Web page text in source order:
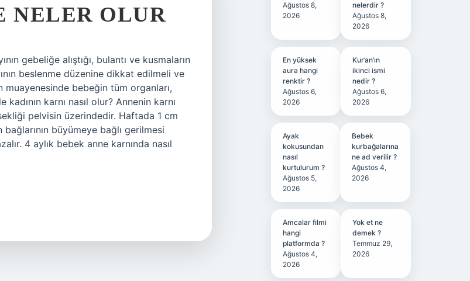
OLUR
gebeliğe alıştığı, bulantı ve kusmaların
beslenme düzenine dikkat edilmeli ve
muayenesinde bebeğin tüm organları,
karnı nasıl olur? Annenin karnı
pelvisin üzerindedir. Haftada 1 cm
büyümeye bağlı gerilmesi
4 aylık bebek anne karnında nasıl
Ağustos 8,
2026
nelerdir ?
Ağustos 8,
2026
En yüksek
aura hangi
renktir ?
Ağustos 6,
2026
Kur’an’ın
ikinci ismi
nedir ?
Ağustos 6,
2026
Ayak
kokusundan
nasıl
kurtulurum ?
Ağustos 5,
2026
Bebek
kurbağalarına
ne ad verilir ?
Ağustos 4,
2026
Amcalar filmi
hangi
platformda ?
Ağustos 4,
2026
Yok et ne
demek ?
Temmuz 29,
2026